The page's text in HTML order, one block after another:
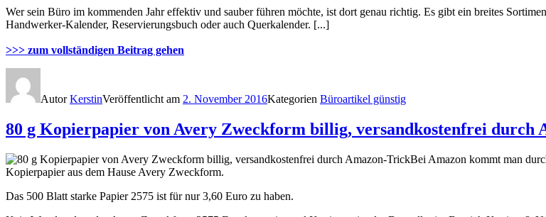
Wer sein Büro im kommenden Jahr effektiv und sauber führen möchte, ist dort genau richtig. Es gibt ein breites
Handwerker-Kalender, Reservierungsbuch oder auch Querkalender. [...]
>>> zum vollständigen Beitrag gehen
AutorKerstinVeröffentlicht am 2. November 2016Kategorien Büroartikel günstig
80 g Kopierpapier von Avery Zweckform billig, versandkostenfrei durch
Bei Amazon kommt man
Kopierpapier aus dem Hause Avery Zweckform.
Das 500 Blatt starke Papier 2575 ist für nur 3,60 Euro zu haben.